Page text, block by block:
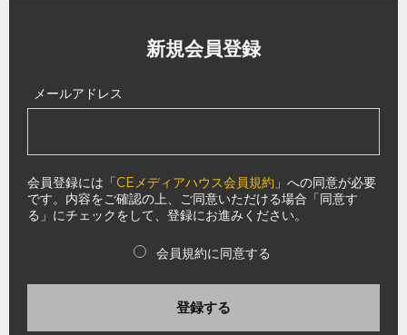
新規会員登録
メールアドレス
会員登録には「CEメディアハウス会員規約 」への同意が必要
です。内容をご確認の上、ご同意いただける場合「同意す
る」にチェックをして、登録にお進みください。
会員規約に同意する
登録する